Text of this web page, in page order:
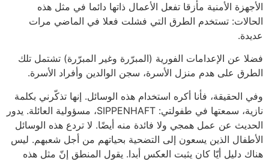
الأجهزة الأمنية مأزقا تفعل الأعمال ذاتها دائما في مثل هذه
الحالات: تستخدم الطرق التي فشلت فعلا في الماضي مرات
عديدة.
فضلا عن الإعدامات الفورية (المبرّرة وغير المبرّرة) تشتمل تلك
الطرق على هدم منزل الأسرة، سجن الوالدين وأفراد الأسرة.
وفي الحقيقة، فأنا أكره استخدام هذه الوسائل. إنها تذكّرني بكلمة
نازية، سمعتها في طفولتي: SIPPENHAFT، مسؤولية العائلة. يدور
الحديث عن عمل همجي ولا فائدة منه أيضًا. لا تردع هذه الوسائل
الأطفال الذين يسعون إلى التضحية بحياتهم من أجل شعبهم. ليس
هناك دليل أيّا كان يثبت العكس أبدا. يقول المنطق إنّ مثل هذه